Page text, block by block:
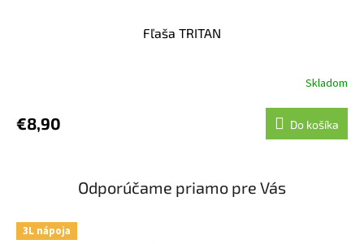
Fľaša TRITAN
Skladom
€8,90 Do košíka
Odporúčame priamo pre Vás
3L nápoja